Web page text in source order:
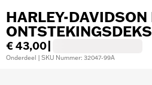
HARLEY-DAVIDSON
€ 43,00
Onderdeel | SKU Nummer: 32047-99A